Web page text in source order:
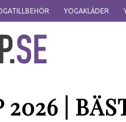
YOGAKLÄDER
2026 |